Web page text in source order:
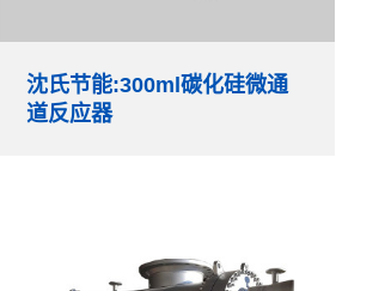
沈氏节能:300ml碳化硅微通
道反应器